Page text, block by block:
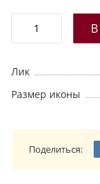
Лик
Размер иконы
Поделиться: